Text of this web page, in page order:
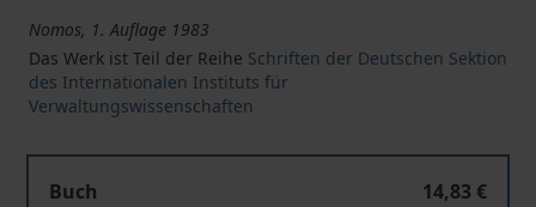
Nomos, 1. Auflage 1983
Das Werk ist Teil der Reihe Schriften der Deutschen Sektion
des Internationalen Instituts für
Verwaltungswissenschaften
Buch
14,83 €